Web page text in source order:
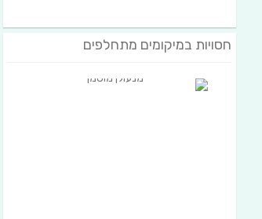
חסויות במיקומים מתחלפים